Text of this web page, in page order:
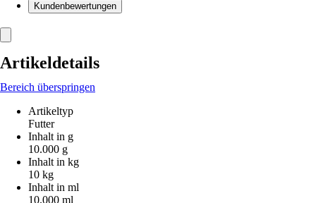
Kundenbewertungen
Artikeldetails
Bereich überspringen
Artikeltyp
Futter
Inhalt in g
10.000 g
Inhalt in kg
10 kg
Inhalt in ml
10.000 ml